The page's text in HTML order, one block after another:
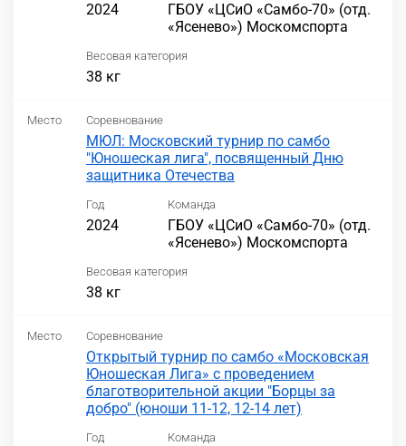
2024
ГБОУ «ЦСиО «Самбо-70» (отд.
«Ясенево») Москомспорта
Весовая категория
38 кг
Место Соревнование
МЮЛ: Московский турнир по самбо
"Юношеская лига", посвященный Дню
защитника Отечества
Год
2024
Команда
ГБОУ «ЦСиО «Самбо-70» (отд.
«Ясенево») Москомспорта
Весовая категория
38 кг
Место Соревнование
Открытый турнир по самбо «Московская
Юношеская Лига» с проведением
благотворительной акции "Борцы за
добро" (юноши 11-12, 12-14 лет)
Год Команда